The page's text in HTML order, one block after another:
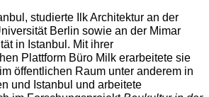
studierte Ilk Architektur an der
Berlin sowie an der Mimar
in Istanbul. Mit ihrer
Plattform Büro Milk erarbeitete sie
öffentlichen Raum unter anderem in
und Istanbul und arbeitete